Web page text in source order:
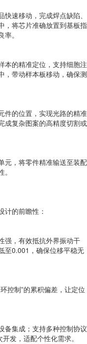
速移动，完成焊点缺陷、
，将芯片准确放置到基板指
率。
本的精准定位，支持细胞注
，带动样本板移动，确保测
件的位置，实现光路的精准
成复杂图案的高精度切割或
元，将零件精准输送至装配
计的前瞻性：
强，有效抵抗外界振动干
至0.001，确保位移平稳无
控制”的累积偏差，让定位
备集成；支持多种控制协议
开发，适配个性化需求。